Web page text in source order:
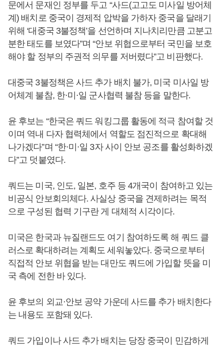
문에서 문재인 정부를 두고 “사드(고고도 미사일 방어체
계) 배치로 중국이 경제적 압박을 가하자 중국을 달래기
위해 ‘대중국 3불정책’을 선언하며 지나치리만큼 고분고
분한 태도를 보였다”며 “안보 위협으로부터 국민을 보호
해야 할 정부의 주권적 의무를 저버렸다”고 비판했다.
대중국 3불정책은 사드 추가 배치 불가, 미국 미사일 방
어체계 불참, 한·미·일 군사협력 불참 등을 말한다.
윤 후보는 “한국은 쿼드 워킹그룹 활동에 적극 참여할 것
이며 역내 다자 협력체에서 역할도 점진적으로 확대해
나가겠다”며 “한·미·일 3자 사이 안보 공조를 활성화하겠
다”고 덧붙였다.
쿼드는 미국, 인도, 일본, 호주 등 4개국이 참여하고 있는
비공식 안보회의체다. 사실상 중국을 견제하려는 목적
으로 구성된 협력 기구란 게 대체적 시각이다.
미국은 한국과 뉴질랜드도 여기 참여하도록 해 쿼드 클
러스로 확대하려는 계획도 세워놓았다. 중국으로부터
직접적 안보 위협을 받는 대만도 쿼드에 가입할 뜻을 미
국 측에 전한 바 있다.
윤 후보의 외교·안보 공약 가운데 사드를 추가 배치한다
는 내용도 포함돼 있다.
쿼드 가입이나 사드 추가 배치는 당장 중국이 민감하게